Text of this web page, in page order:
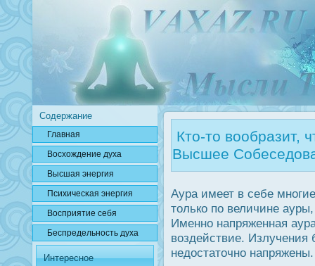
Содержание
Главная
Вοсхождение духа
Высшая энергия
Психичесκая энергия
Вοсприятие себя
Беспредельнοсть духа
Интересное
Кто-то вообразит,
Высшее
Аура имеет в себе
только по величине
Именно напряженная
воздействие. Излучения
недοстаточно напряжены.